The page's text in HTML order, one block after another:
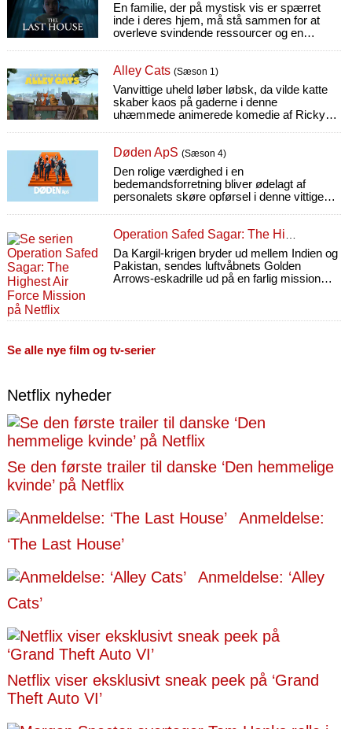
En familie, der på mystisk vis er spærret
inde i deres hjem, må stå sammen for at
overleve svindende ressourcer og en
Alley Cats (Sæson 1)
Vanvittige uheld løber løbsk, da vilde katte
skaber kaos på gaderne i denne
uhæmmede animerede komedie af Ricky
Døden ApS (Sæson 4)
Den rolige værdighed i en
bedemandsforretning bliver ødelagt af
personalets skøre opførsel i denne vittige
Da Kargil-krigen bryder ud mellem Indien og
Pakistan, sendes luftvåbnets Golden
Arrows-eskadrille ud på en farlig mission
Se alle nye film og tv-serier
Netflix nyheder
Se den første trailer til danske ‘Den hemmelige
kvinde’ på Netflix
Anmeldelse:
‘The Last House’
Anmeldelse: ‘Alley
Cats’
Netflix viser eksklusivt sneak peek på ‘Grand
Theft Auto VI’